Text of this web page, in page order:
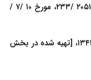
سند ساواک، تلگراف رمز، شماره ۲۰۵۱۴ /۲۳۳، مورخ ۱۰ /۷ /
سند ساواک، گزارش مورخ ۱۸ /۷ /۱۳۴۱، [تهیه شده در بخش